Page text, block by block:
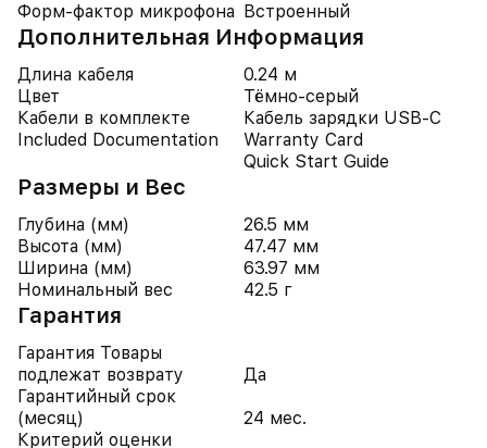
Форм-фактор микрофона Встроенный
Дополнительная Информация
Длина кабеля
0.24 м
Цвет
Тёмно-серый
Кабели в комплекте
Кабель зарядки USB-C
Included Documentation
Warranty Card
Quick Start Guide
Размеры и Вес
Глубина (мм)
26.5 мм
Высота (мм)
47.47 мм
Ширина (мм)
63.97 мм
Номинальный вес
42.5 г
Гарантия
Гарантия Товары
подлежат возврату
Да
Гарантийный срок
(месяц)
24 мес.
Критерий оценки